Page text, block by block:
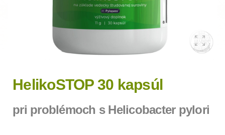
HelikoSTOP 30 kapsúl
pri problémoch s Helicobacter pylori